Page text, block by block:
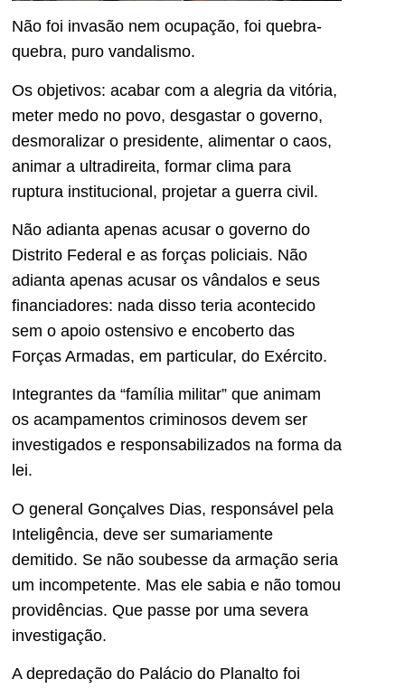
Não foi invasão nem ocupação, foi quebra-
quebra, puro vandalismo.
Os objetivos: acabar com a alegria da vitória,
meter medo no povo, desgastar o governo,
desmoralizar o presidente, alimentar o caos,
animar a ultradireita, formar clima para
ruptura institucional, projetar a guerra civil.
Não adianta apenas acusar o governo do
Distrito Federal e as forças policiais. Não
adianta apenas acusar os vândalos e seus
financiadores: nada disso teria acontecido
sem o apoio ostensivo e encoberto das
Forças Armadas, em particular, do Exército.
Integrantes da “família militar” que animam
os acampamentos criminosos devem ser
investigados e responsabilizados na forma da
lei.
O general Gonçalves Dias, responsável pela
Inteligência, deve ser sumariamente
demitido. Se não soubesse da armação seria
um incompetente. Mas ele sabia e não tomou
providências. Que passe por uma severa
investigação.
A depredação do Palácio do Planalto foi